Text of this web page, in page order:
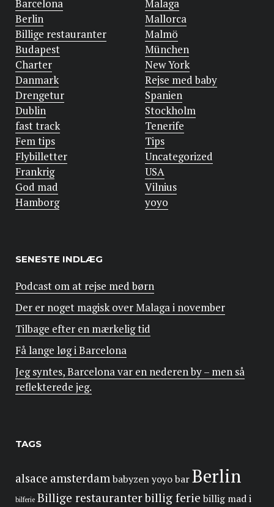
Barcelona
Berlin
Billige restauranter
Budapest
Charter
Danmark
Drengetur
Dublin
fast track
Fem tips
Flybilletter
Frankrig
God mad
Hamborg
Malaga
Mallorca
Malmö
München
New York
Rejse med baby
Spanien
Stockholm
Tenerife
Tips
Uncategorized
USA
Vilnius
yoyo
SENESTE INDLÆG
Podcast om at rejse med børn
Der er noget magisk over Malaga i november
Tilbage efter en mærkelig tid
Få lange løg i Barcelona
Jeg syntes, Barcelona var en nederen by – men så
reflekterede jeg.
TAGS
alsace amsterdambabyzen yoyobarBerlin
bilferie Billige restauranterbillig ferie billig mad i